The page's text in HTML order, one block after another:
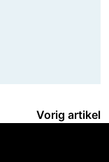
Vorig artikel